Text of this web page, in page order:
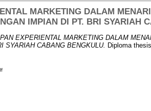
MARKETING DALAM
IMPIAN DI PT. BRI SYARIAH
EXPERIENTAL MARKETING DALAM
SYARIAH CABANG BENGKULU. Diploma